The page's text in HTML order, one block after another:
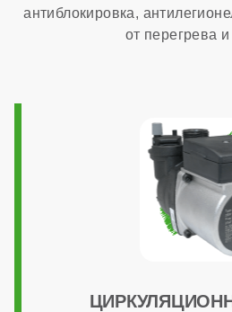
антиблокировка,
от перегрева